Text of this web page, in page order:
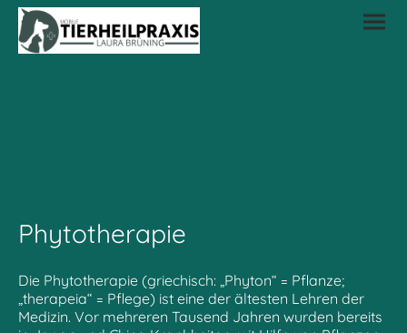
Phytotherapie
Die Phytotherapie (griechisch: „Phyton“ = Pflanze;
„therapeia“ = Pflege) ist eine der ältesten Lehren der
Medizin. Vor mehreren Tausend Jahren wurden bereits